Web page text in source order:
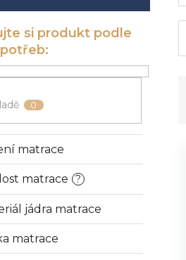
0
jádra matrace
matrace ?
matrace
matrace